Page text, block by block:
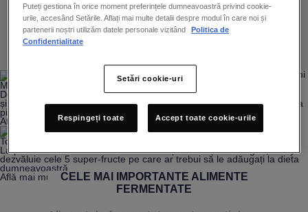
CELE MAI IMPORTANTE ALIMENTE
FERMENTATE
Mâncărurile fermentate: aveți încredere în noi, pielea vă va mulțumi
Descoperiți modul în care produsele fermentate, bogate în probiotice
și baterii bune, pot ajuta la îmbunătățirea calității părului, unghiilor și a
pielii, și descoperiti ce diete sunt recomandate de expertii Vichy.
Află mai multe!
Top 5 super-fructe pentru un ten frumos
La pachet cu vitamine anti-îmbătrânire și nutrienți de colagen, Vichy
dezvăluie cele 5 super-fructe pe care ar trebui să le adăugați la dieta
dumneavoastră.
Află mai multe!
Mai multe articole
Puteți gestiona în orice moment preferințele dumneavoastră privind cookie-
urile, accesând Setările. Aflați mai multe detalii despre modul în care noi și
partenerii noștri utilizăm datele personale vizitând
Politica de
Confidențialitate
Setări cookie-uri
Respingeți toate Accept toate cookie-urile